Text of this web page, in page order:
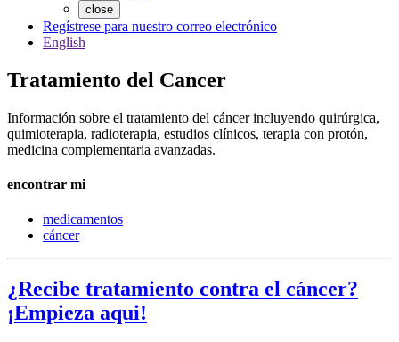
close
Regístrese para nuestro correo electrónico
English
Tratamiento del Cancer
Información sobre el tratamiento del cáncer incluyendo quirúrgica,
quimioterapia, radioterapia, estudios clínicos, terapia con protón,
medicina complementaria avanzadas.
encontrar mi
medicamentos
cáncer
¿Recibe tratamiento contra el cáncer?
¡Empieza aqui!